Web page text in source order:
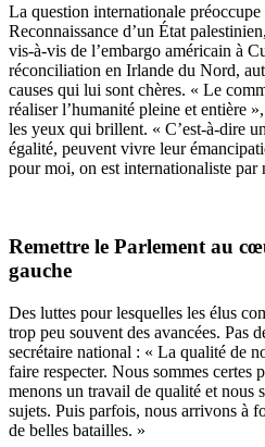
La question internationale préoccupe
Reconnaissance d’un État
vis-à-vis de l’embargo américain à
réconciliation en Irlande du Nord,
causes qui lui sont chères. « Le
réaliser l’humanité pleine et entière
les yeux qui brillent. « C’est-à-dire
égalité, peuvent vivre leur
pour moi, on est internationaliste par
Remettre le Parlement au
gauche
Des luttes pour lesquelles les élus
trop peu souvent des avancées. Pas
secrétaire national : « La qualité de
faire respecter. Nous sommes certes
menons un travail de qualité et nous
sujets. Puis parfois, nous arrivons à
de belles batailles. »